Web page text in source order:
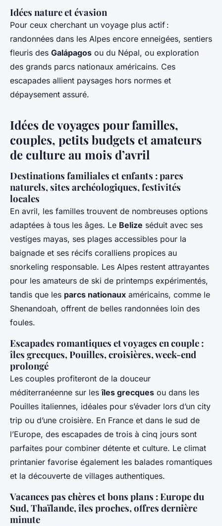
Idées nature et évasion
Pour ceux cherchant un voyage plus actif :
randonnées dans les Alpes encore enneigées, sentiers
fleuris des Galápagos ou du Népal, ou exploration
des grands parcs nationaux américains. Ces
escapades allient paysages hors normes et
dépaysement assuré.
Idées de voyages pour familles,
couples, petits budgets et amateurs
de culture au mois d’avril
Destinations familiales et enfants : parcs
naturels, sites archéologiques, festivités
locales
En avril, les familles trouvent de nombreuses options
adaptées à tous les âges. Le Belize séduit avec ses
vestiges mayas, ses plages accessibles pour la
baignade et ses récifs coralliens propices au
snorkeling responsable. Les Alpes restent attrayantes
pour les amateurs de ski de printemps expérimentés,
tandis que les parcs nationaux américains, comme le
Shenandoah, offrent de belles randonnées loin des
foules.
Escapades romantiques et voyages en couple :
îles grecques, Pouilles, croisières, week-end
prolongé
Les couples profiteront de la douceur
méditerranéenne sur lesîles grecques ou dans les
Pouilles italiennes, idéales pour s’évader lors d’un city
trip ou d’une croisière. En France et dans le sud de
l’Europe, des escapades de trois à cinq jours sont
parfaites pour combiner détente et culture. Le climat
printanier favorise également les balades romantiques
et la découverte de villages authentiques.
Vacances pas chères et bons plans : Europe du
Sud, Thaïlande, îles proches, offres dernière
minute